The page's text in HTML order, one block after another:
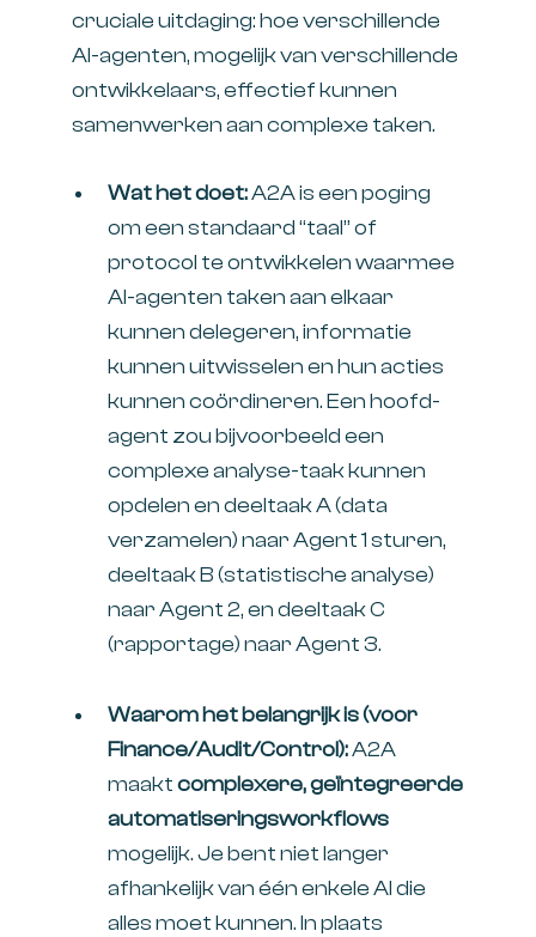
cruciale uitdaging: hoe verschillende
AI-agenten, mogelijk van verschillende
ontwikkelaars, effectief kunnen
samenwerken aan complexe taken.
Wat het doet:A2A is een poging
om een standaard “taal” of
protocol te ontwikkelen waarmee
AI-agenten taken aan elkaar
kunnen delegeren, informatie
kunnen uitwisselen en hun acties
kunnen coördineren. Een hoofd-
agent zou bijvoorbeeld een
complexe analyse-taak kunnen
opdelen en deeltaak A (data
verzamelen) naar Agent 1 sturen,
deeltaak B (statistische analyse)
naar Agent 2, en deeltaak C
(rapportage) naar Agent 3.
Waarom het belangrijk is (voor
Finance/Audit/Control):A2A
maaktcomplexere, geïntegreerde
automatiseringsworkflows
mogelijk. Je bent niet langer
afhankelijk van één enkele AI die
alles moet kunnen. In plaats